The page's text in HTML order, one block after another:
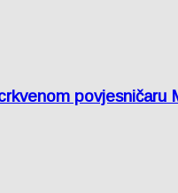
povjesničaru